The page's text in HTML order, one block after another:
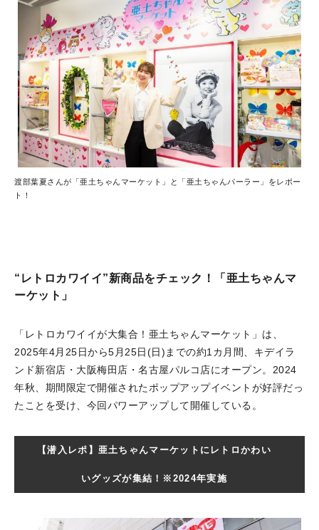
渡部葉夏さんが「亜土ちゃんマーケット」と「亜土ちゃんパーラー」をレポー
ト！
“レトロカワイイ”新商品をチェック！「亜土ちゃんマ
ーケット」
「レトロカワイイが大集合！亜土ちゃんマーケット」は、
2025年4月25日から5月25日(日)までの約1カ月間、キデイラ
ンド新宿店・大阪梅田店・名古屋パルコ店にオープン。2024
年秋、期間限定で開催されたポップアップイベントが好評だっ
たことを受け、今回パワーアップして開催している。
【潜入レポ】亜土ちゃんマーケットにレトロかわい
いグッズが集結！※2024年実施